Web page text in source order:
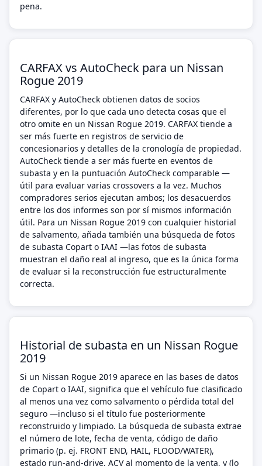
pena.
CARFAX vs AutoCheck para un Nissan
Rogue 2019
CARFAX y AutoCheck obtienen datos de socios
diferentes, por lo que cada uno detecta cosas que el
otro omite en un Nissan Rogue 2019. CARFAX tiende a
ser más fuerte en registros de servicio de
concesionarios y detalles de la cronología de propiedad.
AutoCheck tiende a ser más fuerte en eventos de
subasta y en la puntuación AutoCheck comparable —
útil para evaluar varias crossovers a la vez. Muchos
compradores serios ejecutan ambos; los desacuerdos
entre los dos informes son por sí mismos información
útil. Para un Nissan Rogue 2019 con cualquier historial
de salvamento, añada también una búsqueda de fotos
de subasta Copart o IAAI —las fotos de subasta
muestran el daño real al ingreso, que es la única forma
de evaluar si la reconstrucción fue estructuralmente
correcta.
Historial de subasta en un Nissan Rogue
2019
Si un Nissan Rogue 2019 aparece en las bases de datos
de Copart o IAAI, significa que el vehículo fue clasificado
al menos una vez como salvamento o pérdida total del
seguro —incluso si el título fue posteriormente
reconstruido y limpiado. La búsqueda de subasta extrae
el número de lote, fecha de venta, código de daño
primario (p. ej. FRONT END, HAIL, FLOOD/WATER),
estado run-and-drive, ACV al momento de la venta, y (lo